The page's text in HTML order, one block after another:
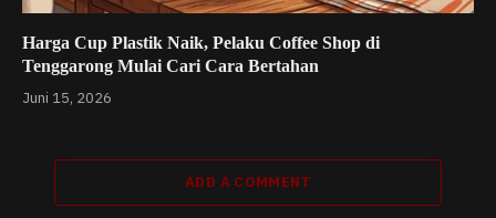
Harga Cup Plastik Naik, Pelaku Coffee Shop di
Tenggarong Mulai Cari Cara Bertahan
Juni 15, 2026
ADD A COMMENT